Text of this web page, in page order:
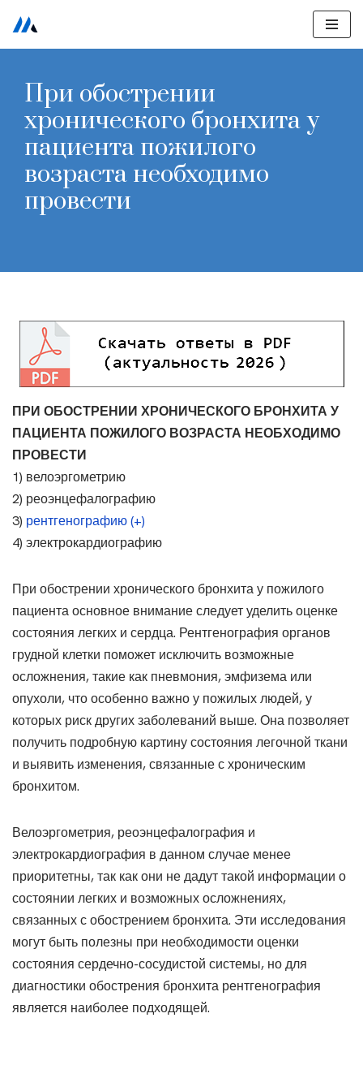
Перейти
содержимому
При обострении
хронического бронхита у
пациента пожилого
возраста необходимо
провести
ПРИ ОБОСТРЕНИИ ХРОНИЧЕСКОГО БРОНХИТА У
ПАЦИЕНТА ПОЖИЛОГО ВОЗРАСТА НЕОБХОДИМО
ПРОВЕСТИ
1) велоэргометрию
2) реоэнцефалографию
3) рентгенографию (+)
4) электрокардиографию
При обострении хронического бронхита у пожилого
пациента основное внимание следует уделить оценке
состояния легких и сердца. Рентгенография органов
грудной клетки поможет исключить возможные
осложнения, такие как пневмония, эмфизема или
опухоли, что особенно важно у пожилых людей, у
которых риск других заболеваний выше. Она позволяет
получить подробную картину состояния легочной ткани
и выявить изменения, связанные с хроническим
бронхитом.
Велоэргометрия, реоэнцефалография и
электрокардиография в данном случае менее
приоритетны, так как они не дадут такой информации о
состоянии легких и возможных осложнениях,
связанных с обострением бронхита. Эти исследования
могут быть полезны при необходимости оценки
состояния сердечно-сосудистой системы, но для
диагностики обострения бронхита рентгенография
является наиболее подходящей.